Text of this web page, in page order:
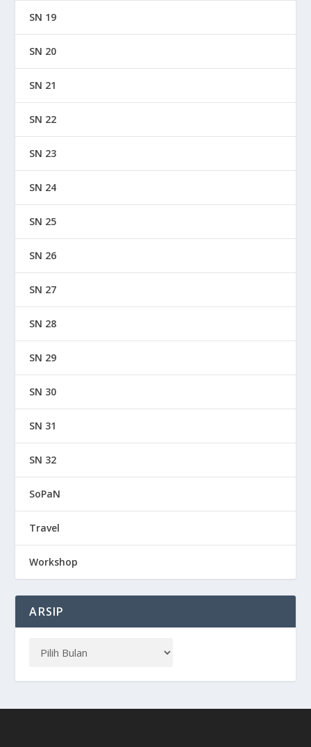
SN 19
SN 20
SN 21
SN 22
SN 23
SN 24
SN 25
SN 26
SN 27
SN 28
SN 29
SN 30
SN 31
SN 32
SoPaN
Travel
Workshop
ARSIP